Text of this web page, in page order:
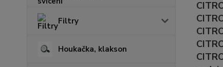
Filtry
Houkačka, klakson